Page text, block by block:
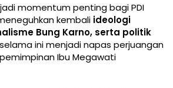
momentum penting bagi PDI
kembali ideologi
Bung Karno, serta politik
ini menjadi napas perjuangan
Ibu Megawati